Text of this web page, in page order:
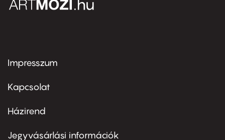
Footer
first
Impresszum
Kapcsolat
Footer
second
Házirend
Jegyvásárlási információk